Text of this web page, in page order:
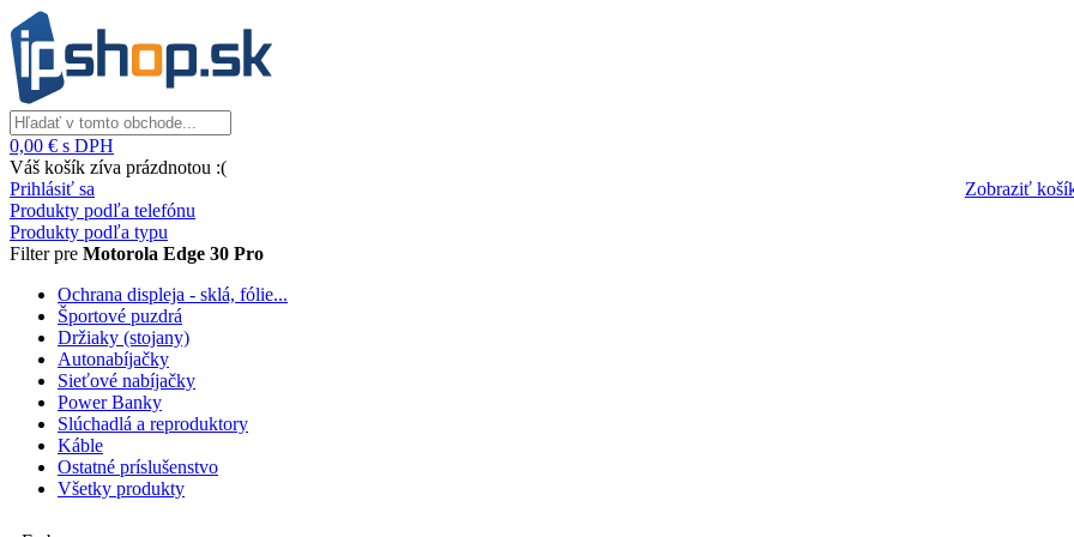
0,00 € s DPH
Váš košík zíva prázdnotou :(
Zobraziť
Prihlásiť sa
Produkty podľa telefónu
Produkty podľa typu
Filter pre Motorola Edge 30 Pro
Ochrana displeja - sklá, fólie...
Športové puzdrá
Držiaky (stojany)
Autonabíjačky
Sieťové nabíjačky
Power Banky
Slúchadlá a reproduktory
Káble
Ostatné príslušenstvo
Všetky produkty